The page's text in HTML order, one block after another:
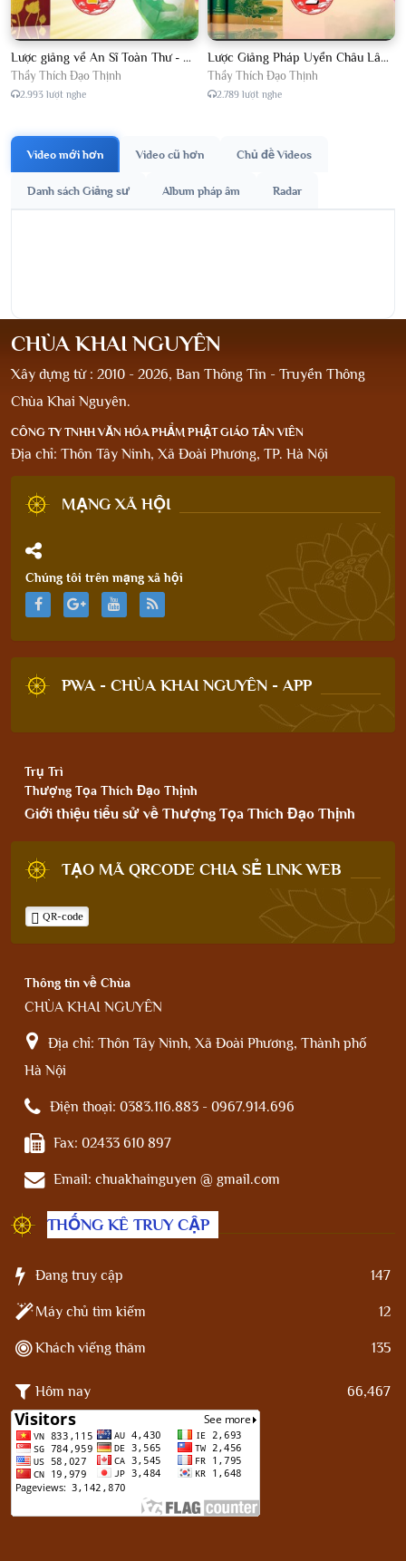
Lược giảng về An Sĩ Toàn Thư - Chủ giảng Đại Đức Thích Đạo Thịnh
Thầy Thích Đạo Thịnh
2.993 lượt nghe
Lược Giảng Pháp Uyển Châu Lâm, Chủ giảng Đại Đức Thích Đạo Thịnh
Thầy Thích Đạo Thịnh
2.789 lượt nghe
Video mới hơn Video cũ hơn Chủ đề Videos
Danh sách Giảng sư Album pháp âm Radar
CHÙA KHAI NGUYÊN
Xây dựng từ : 2010 - 2026, Ban Thông Tin - Truyền Thông
Chùa Khai Nguyên.
CÔNG TY TNHH VĂN HÓA PHẨM PHẬT GIÁO TẢN VIÊN
Địa chỉ: Thôn Tây Ninh, Xã Đoài Phương, TP. Hà Nội
MẠNG XÃ HỘI
Chúng tôi trên mạng xã hội
PWA - CHÙA KHAI NGUYÊN - APP
Trụ Trì
Thượng Tọa Thích Đạo Thịnh
Giới thiệu tiểu sử về Thượng Tọa Thích Đạo Thịnh
TẠO MÃ QRCODE CHIA SẺ LINK WEB
QR-code
Thông tin về Chùa
CHÙA KHAI NGUYÊN
Địa chỉ: Thôn Tây Ninh, Xã Đoài Phương, Thành phố
Hà Nội
Điện thoại: 0383.116.883 - 0967.914.696
Fax: 02433 610 897
Email: chuakhainguyen @ gmail.com
THỐNG KÊ TRUY CẬP
Đang truy cập 147
Máy chủ tìm kiếm 12
Khách viếng thăm 135
Hôm nay 66,467